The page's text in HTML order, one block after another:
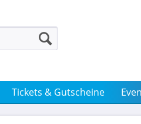
Tickets & Gutscheine